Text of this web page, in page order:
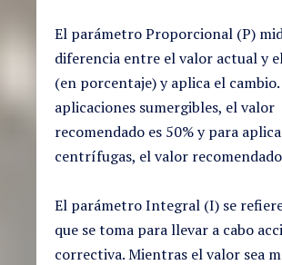
El parámetro Proporcional (P)
diferencia entre el valor actual y
(en porcentaje) y aplica el cambio.
aplicaciones sumergibles, el valor
recomendado es 50% y para
centrífugas, el valor recomendado
El parámetro Integral (I) se
que se toma para llevar a cabo
correctiva. Mientras el valor sea